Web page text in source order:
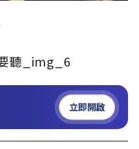
立即開啟